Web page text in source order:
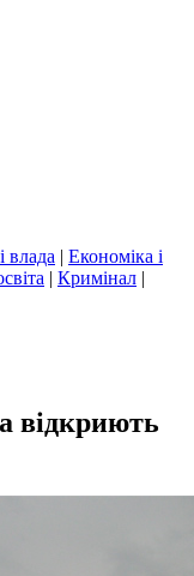
влада | Економіка і
| Кримінал |
відкриють